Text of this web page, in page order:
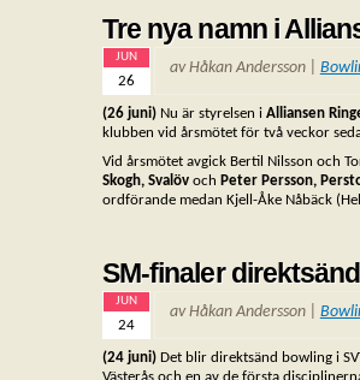
Tre nya namn i
JUN
26
av Håkan Andersson |
(26 juni)Nu är styrelsen i Alliansen
klubben vid årsmötet för två veckor
Vid årsmötet avgick Bertil Nilsson och
Skogh, Svalövoch Peter Persson,
ordförande medan Kjell-Åke Nåbäck
SM-finaler
JUN
24
av Håkan Andersson |
(24 juni) Det blir direktsänd bowling i
Västerås och en av de första